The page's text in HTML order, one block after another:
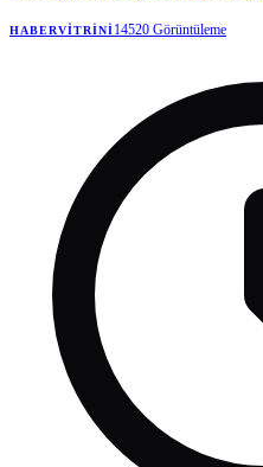
gelene kadar tespit edilmesi zordur.
HABERVITRINI14520 Görüntüleme